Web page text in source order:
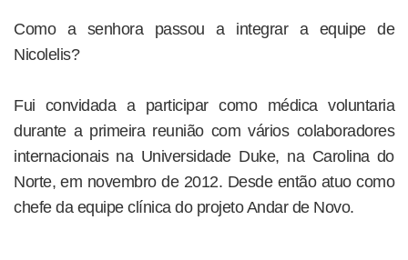
Como a senhora passou a integrar a equipe de
Nicolelis?
Fui convidada a participar como médica voluntaria
durante a primeira reunião com vários colaboradores
internacionais na Universidade Duke, na Carolina do
Norte, em novembro de 2012. Desde então atuo como
chefe da equipe clínica do projeto Andar de Novo.